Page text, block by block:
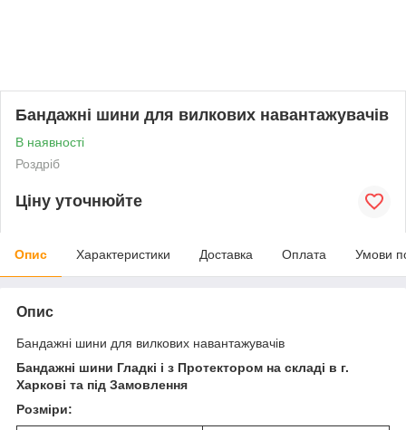
Бандажні шини для вилкових навантажувачів
В наявності
Роздріб
Ціну уточнюйте
Опис Характеристики Доставка Оплата Умови
Опис
Бандажні шини для вилкових навантажувачів
Бандажні шини Гладкі і з Протектором на складі в г.
Харкові та під Замовлення
Розміри: